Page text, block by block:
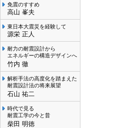
免震のすすめ
高山 峯夫
東日本大震災を経験して
源栄 正人
耐力の耐震設計から
エネルギーの構造デザインへ
竹内 徹
解析手法の高度化を踏まえた
耐震設計法の将来展望
石山 祐二
時代で見る
耐震工学の今と昔
柴田 明徳